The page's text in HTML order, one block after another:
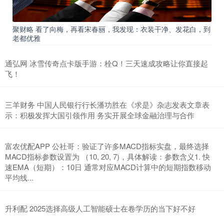
聚财略 看了向梅，再看宋春丽，我发现：衣装干净、发花白，到
老都优雅
通弘网 冰雪传奇点卡版手游：栓Q！三天速成攻略让你直接起
飞！
三羊财务 中国人民银行行长潘功胜在《求是》杂志发表文章表
示：积极发挥大国引领作用 务实开展全球金融治理与合作
富农优配APP 公社哥：验证了许多MACD指标实盘，最终选择
MACD指标参数设置为 （10, 20, 7)，具体解读：参数含义1. 快
速EMA（短期）：10日 通常对应MACD计算中的短期指数移动
平均线...
升利配 2025选择高级人工智能硕士在卷学历的当下好不好